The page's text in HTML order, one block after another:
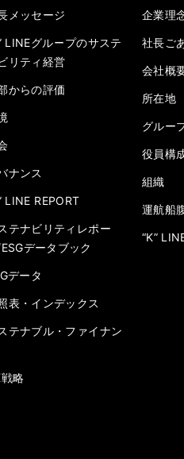
メッセージ
LINEグループのサステ
リティ経営
からの評価
ナンス
LINE REPORT
テナビリティレポー
ESGデータブック
データ
表・インデックス
テナブル・ファイナン
略
企業理
社長ご
会社概
所在地
グルー
役員構
組織
運航船
“K”